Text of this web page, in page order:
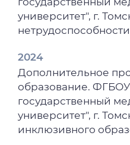
2023
Поражение
нейропатией у
Янкина, Е. В.
Экспериментальная
гастроэнтерология.
170-176.
университет", г.
2024
Дополнительное
образование.
государственный
университет", г.
инклюзивного